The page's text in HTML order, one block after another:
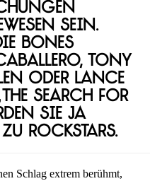
sein.
Bones
Tony
oder Lance
Search for
sie ja
Rockstars.
Schlag extrem berühmt,